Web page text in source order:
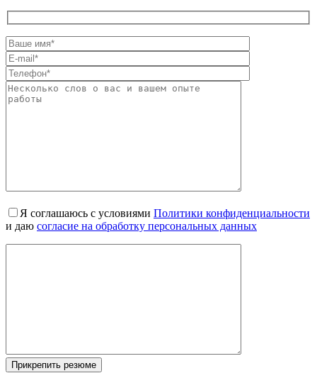
Я соглашаюсь с условиями Политики конфиденциальности
и даю согласие на обработку персональных данных